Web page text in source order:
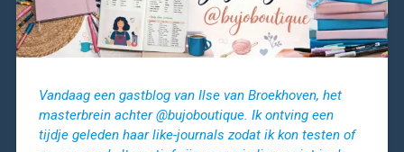
Vandaag een gastblog van Ilse van Broekhoven, het
masterbrein achter @bujoboutique. Ik ontving een
tijdje geleden haar like-journals zodat ik kon testen of